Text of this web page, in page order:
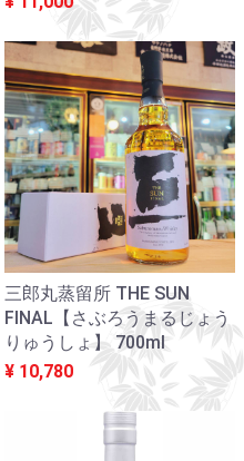
三郎丸蒸留所 THE SUN
FINAL【さぶろうまるじょう
りゅうしょ】 700ml
¥ 10,780